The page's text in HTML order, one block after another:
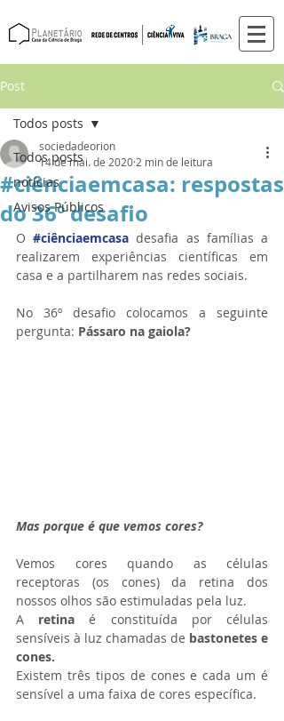
Post
Todos posts
notícias
Avisos Públicos
Todos posts
#ciênciaemcasa: respostas
do 36º desafio
sociedadeorion
14 de mai. de 2020 2 min de leitura
O #ciênciaemcasa desafia as famílias a
realizarem experiências científicas em
casa e a partilharem nas redes sociais.
No 36º desafio colocamos a seguinte
pergunta: Pássaro na gaiola?
Mas porque é que vemos cores?
Vemos cores quando as células
receptoras (os cones) da retina dos
nossos olhos são estimuladas pela luz.
A retina é constituída por células
sensíveis à luz chamadas de bastonetes e
cones.
Existem três tipos de cones e cada um é
sensível a uma faixa de cores específica.